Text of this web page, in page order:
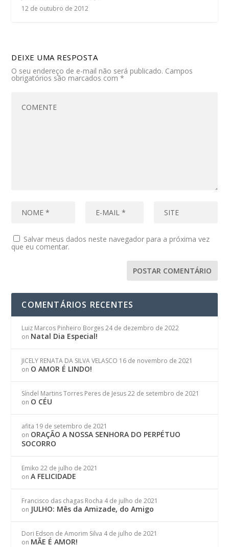
12 de outubro de 2012
DEIXE UMA RESPOSTA
O seu endereço de e-mail não será publicado. Campos
obrigatórios são marcados com*
Salvar meus dados neste navegador para a próxima vez
que eu comentar.
COMENTÁRIOS RECENTES
Luiz Marcos Pinheiro Borges 24 de dezembro de 2022
on Natal Dia Especial!
JICELY RENATA DA SILVA VELASCO 16 de novembro de 2021
on O AMOR É LINDO!
Síndel Martins Torres Peres de Jesus 22 de setembro de 2021
on O CÉU
afita 19 de setembro de 2021
on ORAÇÃO A NOSSA SENHORA DO PERPÉTUO
SOCORRO
Emiko 22 de julho de 2021
onA FELICIDADE
Francisco das chagas Rocha 4 de julho de 2021
on JULHO: Mês da Amizade, do Amigo
Dori Edson de Amorim Silva 4 de julho de 2021
on MÃE É AMOR!